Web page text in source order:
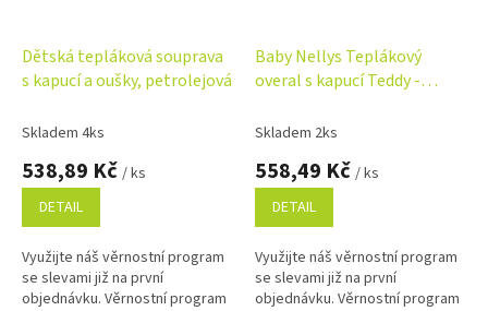
Dětská tepláková souprava
s kapucí a oušky, petrolejová
Skladem 4ks
538,89 Kč / ks
DETAIL
Využijte náš věrnostní program
se slevami již na první
objednávku. Věrnostní program
Baby Nellys Teplákový
overal s kapucí Teddy -
Skladem 2ks
558,49 Kč / ks
DETAIL
Využijte náš věrnostní program
se slevami již na první
objednávku. Věrnostní program